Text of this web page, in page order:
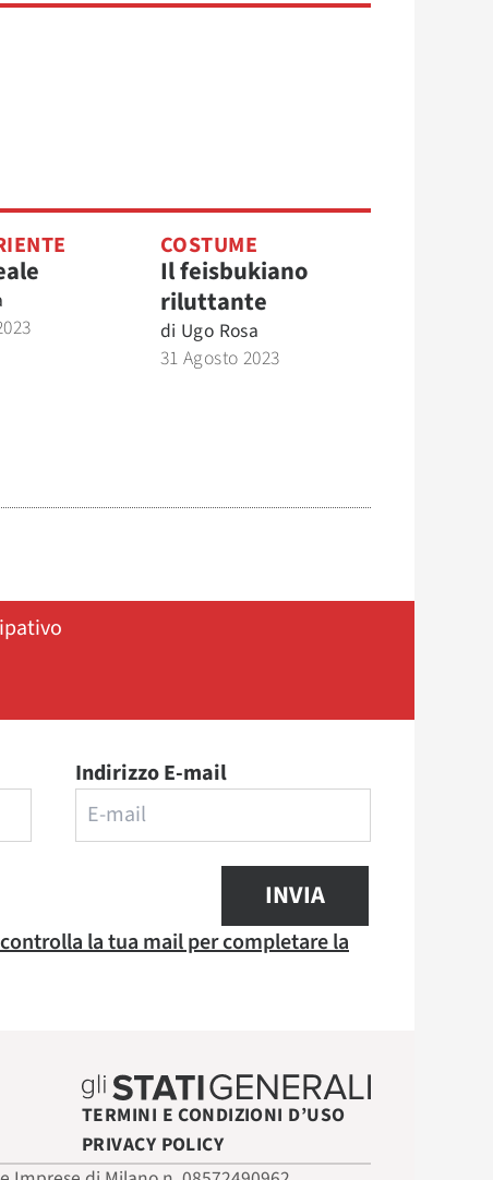
COSTUME
Il feisbukiano
riluttante
di Ugo Rosa
31 Agosto 2023
Indirizzo E-mail
INVIA
la tua mail per completare la
TERMINI E CONDIZIONI D’USO
PRIVACY POLICY